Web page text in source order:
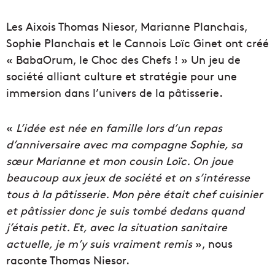
Les Aixois Thomas Niesor, Marianne Planchais,
Sophie Planchais et le Cannois Loïc Ginet ont créé
« BabaOrum, le Choc des Chefs ! » Un jeu de
société alliant culture et stratégie pour une
immersion dans l’univers de la pâtisserie.
« L’idée est née en famille lors d’un repas
d’anniversaire avec ma compagne Sophie, sa
sœur Marianne et mon cousin Loïc. On joue
beaucoup aux jeux de société et on s’intéresse
tous à la pâtisserie. Mon père était chef cuisinier
et pâtissier donc je suis tombé dedans quand
j’étais petit. Et, avec la situation sanitaire
actuelle, je m’y suis vraiment remis», nous
raconte Thomas Niesor.